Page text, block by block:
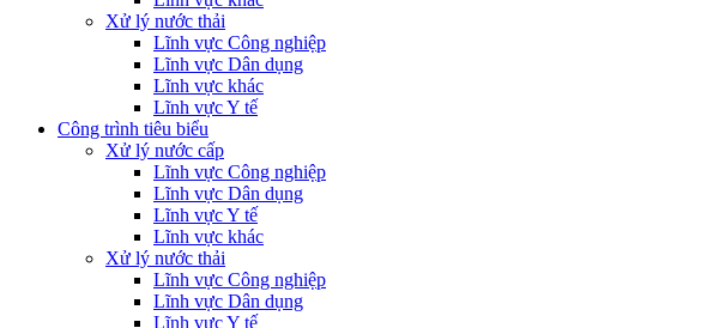
Xử lý nước thải
Lĩnh vực Công nghiệp
Lĩnh vực Dân dụng
Lĩnh vực khác
Lĩnh vực Y tế
Công trình tiêu biểu
Xử lý nước cấp
Lĩnh vực Công nghiệp
Lĩnh vực Dân dụng
Lĩnh vực Y tế
Lĩnh vực khác
Xử lý nước thải
Lĩnh vực Công nghiệp
Lĩnh vực Dân dụng
Lĩnh vực Y tế